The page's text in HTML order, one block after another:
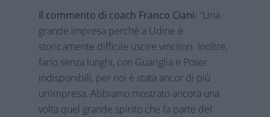
Il commento di coach Franco Ciani: “Una
grande impresa perché a Udine è
storicamente difficile uscire vincitori. Inoltre,
farlo senza lunghi, con Guariglia e Poser
indisponibili, per noi è stata ancor di più
un’impresa. Abbiamo mostrato ancora una
volta quel grande spirito che fa parte del